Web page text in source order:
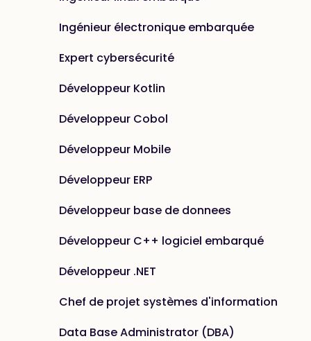
Ingénieur électronique embarquée
Expert cybersécurité
Développeur Kotlin
Développeur Cobol
Développeur Mobile
Développeur ERP
Développeur base de donnees
Développeur C++ logiciel embarqué
Développeur .NET
Chef de projet systèmes d'information
Data Base Administrator (DBA)